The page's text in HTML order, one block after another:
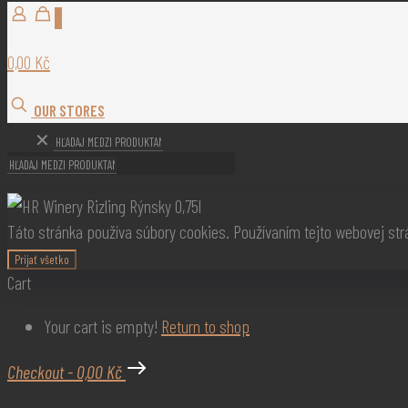
0,00 Kč
OUR STORES
✕
OUR STORES
Táto stránka používa súbory cookies. Používaním tejto webovej
Prijať všetko
Cart
Your cart is empty! Return to shop
Checkout - 0,00 Kč